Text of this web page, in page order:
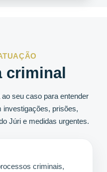
criminal
seu caso para entender
investigações, prisões,
Júri e medidas urgentes.
criminais,